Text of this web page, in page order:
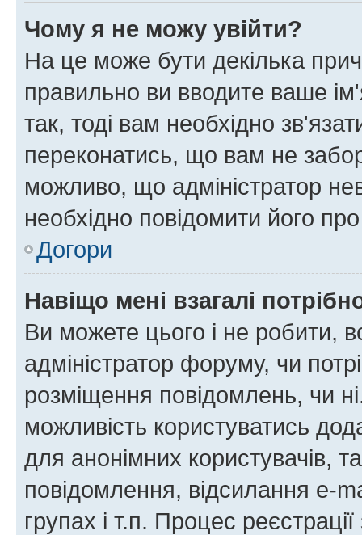
Чому я не можу увійти?
На це може бути декілька
правильно ви вводите ваше
так, тоді вам необхідно
переконатись, що вам не
можливо, що адміністратор
необхідно повідомити його
Догори
Навіщо мені взагалі
Ви можете цього і не робити,
адміністратор форуму, чи
розміщення повідомлень, чи
можливість користуватись
для анонімних користувачів,
повідомлення, відсилання e-
групах і т.п. Процес